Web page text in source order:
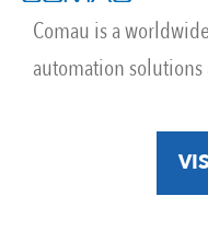
Comau is a
automation